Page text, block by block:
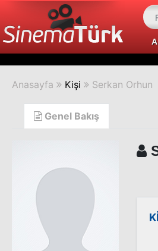
Anasayfa Kişi Serkan Orhun
Genel Bakış